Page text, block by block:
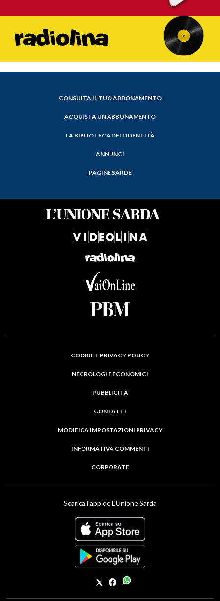
CONSULTA IL TUO ABBONAMENTO
ACQUISTA UN ABBONAMENTO
LA BIBLIOTECA DELL'IDENTITÀ
ANNUNCI
PAGINE SARDE
COOKIE E PRIVACY POLICY
NECROLOGI E ECONOMICI
PUBBLICITÀ
CONTATTI
MODIFICA IMPOSTAZIONI PRIVACY
INFORMATIVA COMMENTI
CORPORATE
Scarica l'app de L'Unione Sarda